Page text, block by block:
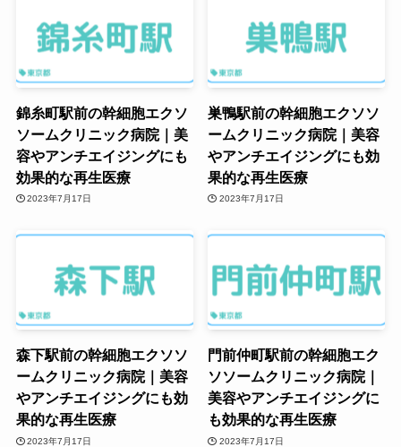
脂肪由来間葉
ソソーム
132,000円
臍帯由来間葉
系幹細胞エク
ソソーム
264,000円
エクソソーム
（脂肪/臍帯/歯
髄由来・1000
類以上成長因
子含有）１本​
396,000円
＊別途施術代 24,000円かかります（採血料込
み）
錦糸町駅前の幹細胞エクソ
ソームクリニック病院｜美
容やアンチエイジングにも
効果的な再生医療
2023年7月17日
巣鴨駅前の幹細胞エクソソ
ームクリニック病院｜美容
やアンチエイジングにも効
果的な再生医療
2023年7月17日
森下駅前の幹細胞エクソソ
ームクリニック病院｜美容
やアンチエイジングにも効
果的な再生医療
2023年7月17日
門前仲町駅前の幹細胞エク
ソソームクリニック病院｜
美容やアンチエイジングに
も効果的な再生医療
2023年7月17日